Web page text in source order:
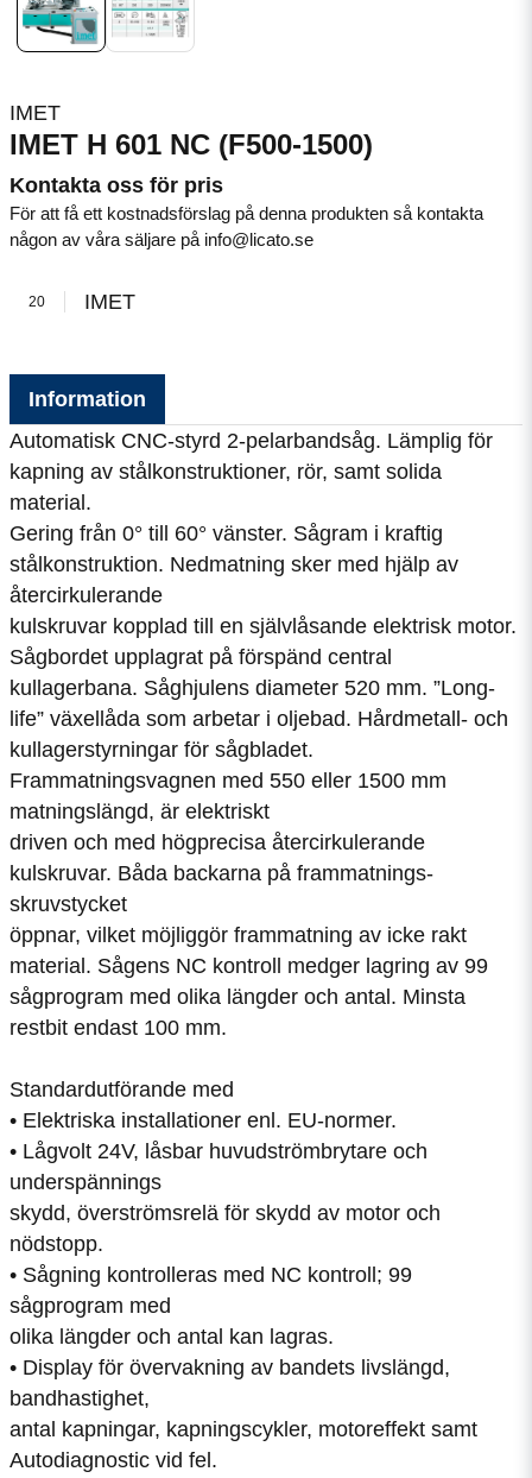
IMET
IMET H 601 NC (F500-1500)
Kontakta oss för pris
För att få ett kostnadsförslag på denna produkten så kontakta
någon av våra säljare på info@licato.se
20 IMET
Information
Automatisk CNC-styrd 2-pelarbandsåg. Lämplig för
kapning av stålkonstruktioner, rör, samt solida
material.
Gering från 0° till 60° vänster. Sågram i kraftig
stålkonstruktion. Nedmatning sker med hjälp av
återcirkulerande
kulskruvar kopplad till en självlåsande elektrisk motor.
Sågbordet upplagrat på förspänd central
kullagerbana. Såghjulens diameter 520 mm. ”Long-
life” växellåda som arbetar i oljebad. Hårdmetall- och
kullagerstyrningar för sågbladet.
Frammatningsvagnen med 550 eller 1500 mm
matningslängd, är elektriskt
driven och med högprecisa återcirkulerande
kulskruvar. Båda backarna på frammatnings-
skruvstycket
öppnar, vilket möjliggör frammatning av icke rakt
material. Sågens NC kontroll medger lagring av 99
sågprogram med olika längder och antal. Minsta
restbit endast 100 mm.
Standardutförande med
• Elektriska installationer enl. EU-normer.
• Lågvolt 24V, låsbar huvudströmbrytare och
underspännings
skydd, överströmsrelä för skydd av motor och
nödstopp.
• Sågning kontrolleras med NC kontroll; 99
sågprogram med
olika längder och antal kan lagras.
• Display för övervakning av bandets livslängd,
bandhastighet,
antal kapningar, kapningscykler, motoreffekt samt
Autodiagnostic vid fel.